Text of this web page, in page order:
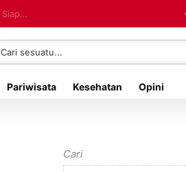
Pariwisata Kesehatan Opini
Cari